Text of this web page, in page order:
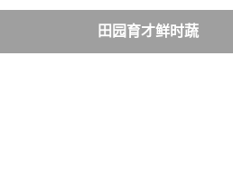
田园育才鲜时蔬